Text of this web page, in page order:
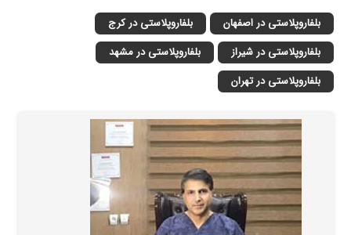
بلفاروپلاستی در اصفهان
بلفاروپلاستی در کرج
بلفاروپلاستی در شیراز
بلفاروپلاستی در مشهد
بلفاروپلاستی در تهران